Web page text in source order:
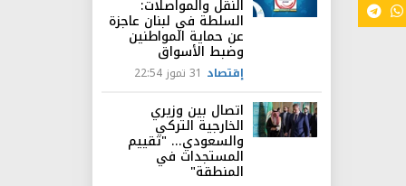
النقل والمواصلات:
السلطة في لبنان عاجزة
عن حماية المواطنين
وضبط الأسواق
إقتصاد 31 تموز 22:54
اتصال بين وزيري
الخارجية التركي
والسعودي... "تقييم
المستجدات في
المنطقة"